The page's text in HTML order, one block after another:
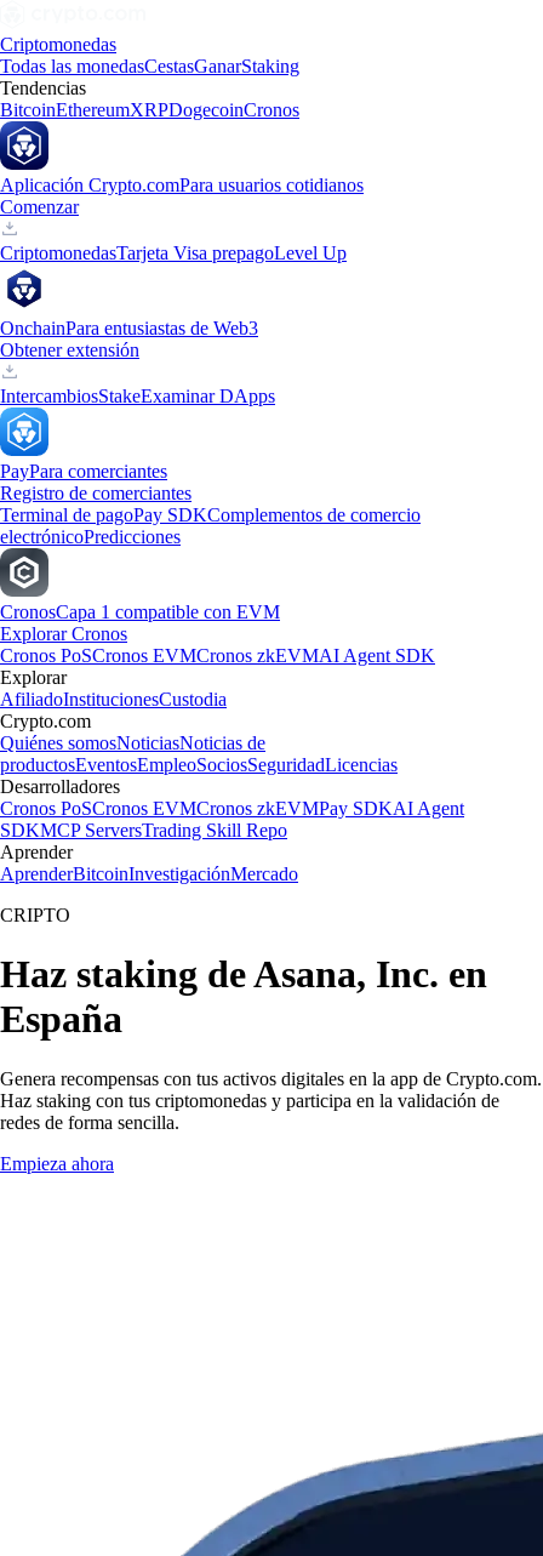
Criptomonedas
Todas las monedasCestasGanarStaking
Tendencias
BitcoinEthereumXRPDogecoinCronos
Aplicación Crypto.comPara usuarios cotidianos
Comenzar
CriptomonedasTarjeta Visa prepagoLevel Up
OnchainPara entusiastas de Web3
Obtener extensión
IntercambiosStakeExaminar DApps
PayPara comerciantes
Registro de comerciantes
Terminal de pagoPay SDKComplementos de comercio
electrónicoPredicciones
CronosCapa 1 compatible con EVM
Explorar Cronos
Cronos PoSCronos EVMCronos zkEVMAI Agent SDK
Explorar
AfiliadoInstitucionesCustodia
Crypto.com
Quiénes somosNoticiasNoticias de
productosEventosEmpleoSociosSeguridadLicencias
Desarrolladores
Cronos PoSCronos EVMCronos zkEVMPay SDKAI Agent
SDKMCP ServersTrading Skill Repo
Aprender
AprenderBitcoinInvestigaciónMercado
CRIPTO
Haz staking de Asana, Inc. en
España
Genera recompensas con tus activos digitales en la app de Crypto.com.
Haz staking con tus criptomonedas y participa en la validación de
redes de forma sencilla.
Empieza ahora